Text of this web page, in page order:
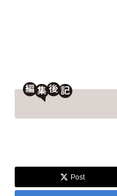
編 後
Post